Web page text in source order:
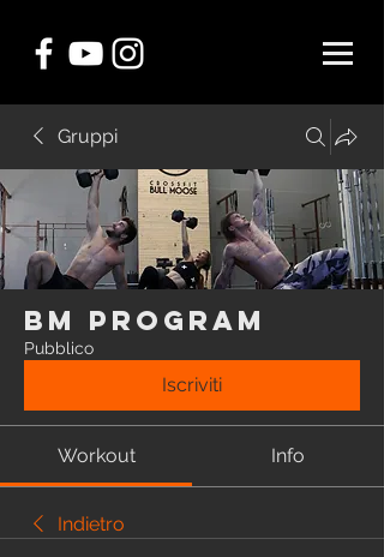
Gruppi
BM Program
Pubblico
Iscriviti
Workout Info
Indietro